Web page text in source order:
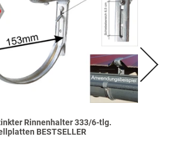
Rinnenhalter 333/6-tlg.
BESTSELLER